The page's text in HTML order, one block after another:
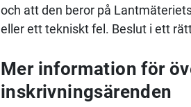
och att den beror på
eller ett tekniskt fel. Beslut i ett
Mer information för
inskrivningsärenden